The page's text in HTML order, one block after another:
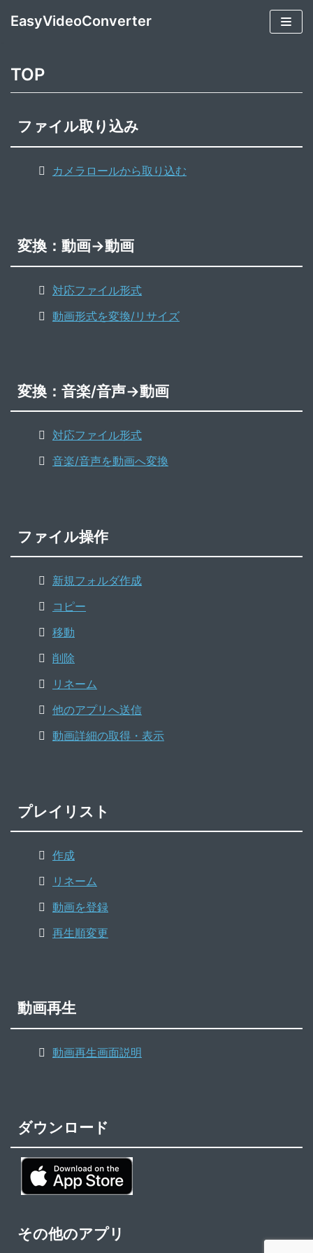
コ
ン
ツ
ス
キ
EasyVideoConverter
TOP
ファイル取り込み
カメラロールから取り込む
変換：動画→動画
対応ファイル形式
動画形式を変換/リサイズ
変換：音楽/音声→動画
対応ファイル形式
音楽/音声を動画へ変換
ファイル操作
新規フォルダ作成
コピー
移動
削除
リネーム
他のアプリへ送信
動画詳細の取得・表示
プレイリスト
作成
リネーム
動画を登録
再生順変更
動画再生
動画再生画面説明
ダウンロード
その他のアプリ